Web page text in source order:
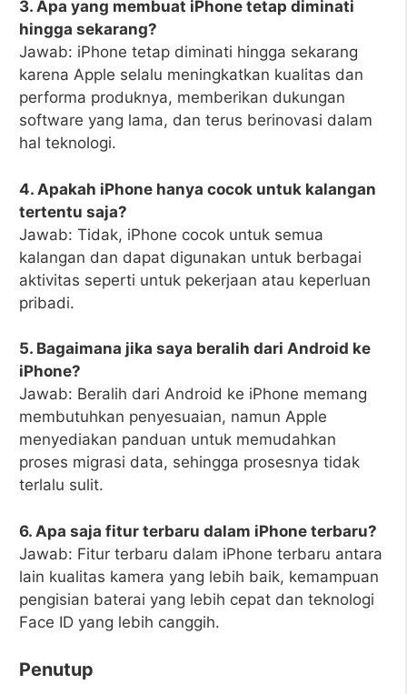
3. Apa yang membuat iPhone tetap diminati
hingga sekarang?
Jawab: iPhone tetap diminati hingga sekarang
karena Apple selalu meningkatkan kualitas dan
performa produknya, memberikan dukungan
software yang lama, dan terus berinovasi dalam
hal teknologi.
4. Apakah iPhone hanya cocok untuk kalangan
tertentu saja?
Jawab: Tidak, iPhone cocok untuk semua
kalangan dan dapat digunakan untuk berbagai
aktivitas seperti untuk pekerjaan atau keperluan
pribadi.
5. Bagaimana jika saya beralih dari Android ke
iPhone?
Jawab: Beralih dari Android ke iPhone memang
membutuhkan penyesuaian, namun Apple
menyediakan panduan untuk memudahkan
proses migrasi data, sehingga prosesnya tidak
terlalu sulit.
6. Apa saja fitur terbaru dalam iPhone terbaru?
Jawab: Fitur terbaru dalam iPhone terbaru antara
lain kualitas kamera yang lebih baik, kemampuan
pengisian baterai yang lebih cepat dan teknologi
Face ID yang lebih canggih.
Penutup